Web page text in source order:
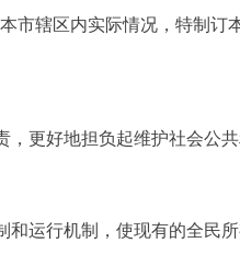
市辖区内实际情况，特制订
好地担负起维护社会公
行机制，使现有的全民